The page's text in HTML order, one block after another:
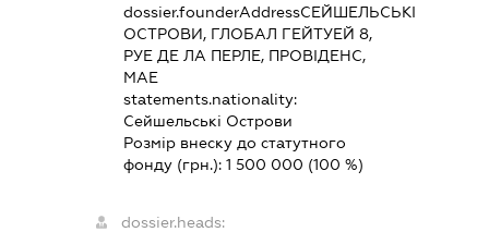
dossier.founderAddressСЕЙШЕЛЬСЬКІ
ОСТРОВИ, ГЛОБАЛ ГЕЙТУЕЙ 8,
РУЕ ДЕ ЛА ПЕРЛЕ, ПРОВІДЕНС,
МАЕ
statements.nationality:
Сейшельські Острови
Розмір внеску до статутного
фонду (грн.): 1 500 000 (100 %)
dossier.heads: